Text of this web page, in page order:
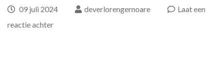
09 juli 2024 deverlorengernoare
Laat een
reactie achterop